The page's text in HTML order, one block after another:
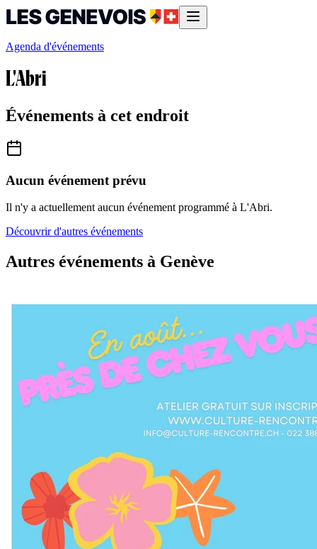
Agenda d'événements
L'Abri
Événements à cet endroit
Aucun événement prévu
Il n'y a actuellement aucun événement programmé à L'Abri.
Découvrir d'autres événements
Autres événements à Genève